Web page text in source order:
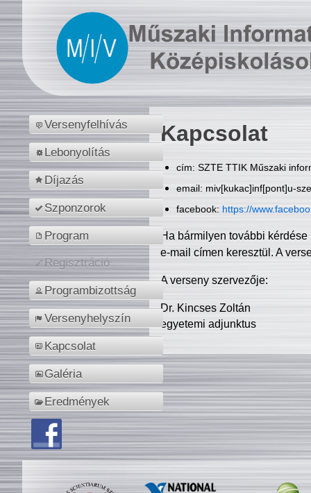
Versenyfelhívás
Lebonyolítás
Díjazás
Szponzorok
Program
Regisztráció
Programbizottság
Versenyhelyszín
Kapcsolat
Galéria
Eredmények
Kapcsolat
cím: SZTE TTIK Műszaki
email: miv[kukac]inf[pont]u-
facebook: https://
Ha bármilyen további
e-mail címen keresztül. A
A verseny szervezője:
Dr. Kincses Zoltán
egyetemi adjunktus